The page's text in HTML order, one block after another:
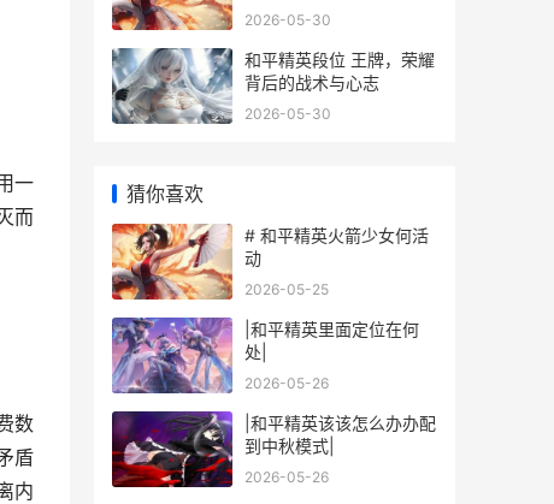
一
而
数
盾
内
2026-05-30
和平精英段位 王牌，荣耀
背后的战术与心志
2026-05-30
猜你喜欢
# 和平精英火箭少女何活
动
2026-05-25
|和平精英里面定位在何
处|
2026-05-26
|和平精英该该怎么办办配
到中秋模式|
2026-05-26